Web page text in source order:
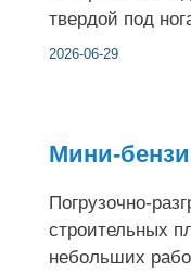
твердой под
2026-06-29
Погрузочно-
строительных
небольших